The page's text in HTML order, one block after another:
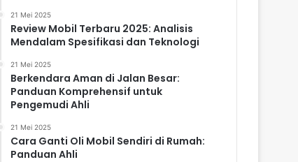
21 Mei 2025
Review Mobil Terbaru 2025: Analisis
Mendalam Spesifikasi dan Teknologi
21 Mei 2025
Berkendara Aman di Jalan Besar:
Panduan Komprehensif untuk
Pengemudi Ahli
21 Mei 2025
Cara Ganti Oli Mobil Sendiri di Rumah:
Panduan Ahli